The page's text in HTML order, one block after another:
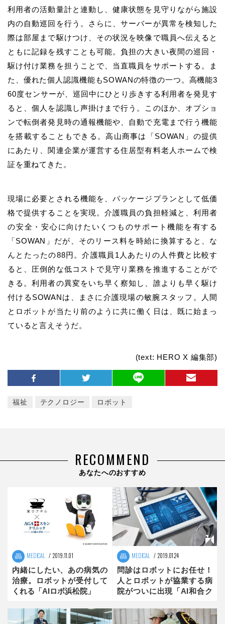
利用者の活動量計と連動し、健康状態を見守りながら施設
内の自動巡回を行う。さらに、サーバーが異常を検知した
際は部屋まで駆けつけ、その状況を映像で職員へ伝えると
ともに記録を残すことも可能。負担の大きい夜間の巡回・
駆け付け業務を担うことで、当直職員をサポートする。ま
た、優れた個人認識機能もSOWANの特徴の一つ。高機能3
60度センサーが、巡回中にひとり歩きする利用者を発見す
ると、個人を認識し声掛けまで行う。このほか、オプショ
ンで転倒者発見時の通報機能や、自動で充電まで行う機能
を搭載することもできる。高山商事は「SOWAN」の提供
にあたり、関連企業が運営する住居型有料老人ホームで検
証を重ねてきた。
現場に必要とされる機能を、パッケージプランとして低価
格で提供することを実現。介護職員の負担軽減と、利用者
の安全・安心に向けたいくつものサポート機能を有する
「SOWAN」だが、そのリース料を時給に換算すると、な
んとたったの88円。介護職員1人あたりの人件費と比較す
ると、圧倒的な低コストで見守り業務を推進することがで
きる。利用者の異変をいち早く察知し、誰よりも早く駆け
付けるSOWANは、まさに介護現場の敏腕スタッフ。人間
とロボットが当たり前のように共に働く日は、既に始まっ
ていると言えそうだ。
(text: HERO X 編集部)
福祉 テクノロジー ロボット
RECOMMEND
あなたへのおすすめ
MEDICAL 2019.11.01
内緒にしたい、あの病気の
治療。ロボットが受付して
くれる「AIロボ浜松院」
MEDICAL 2019.01.24
問診はロボットにお任せ！
人とロボットが協業する病
院がついに出現「AI和合ク